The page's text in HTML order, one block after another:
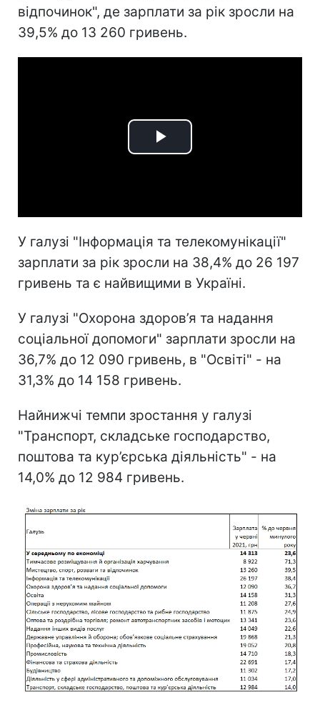
відпочинок", де зарплати за рік зросли на
39,5% до 13 260 гривень.
Play
У галузі "Інформація та телекомунікації"
зарплати за рік зросли на 38,4% до 26 197
гривень та є найвищими в Україні.
У галузі "Охорона здоров’я та надання
соціальної допомоги" зарплати зросли на
36,7% до 12 090 гривень, в "Освіті" - на
31,3% до 14 158 гривень.
Найнижчі темпи зростання у галузі
"Транспорт, складське господарство,
поштова та кур’єрська діяльність" - на
14,0% до 12 984 гривень.